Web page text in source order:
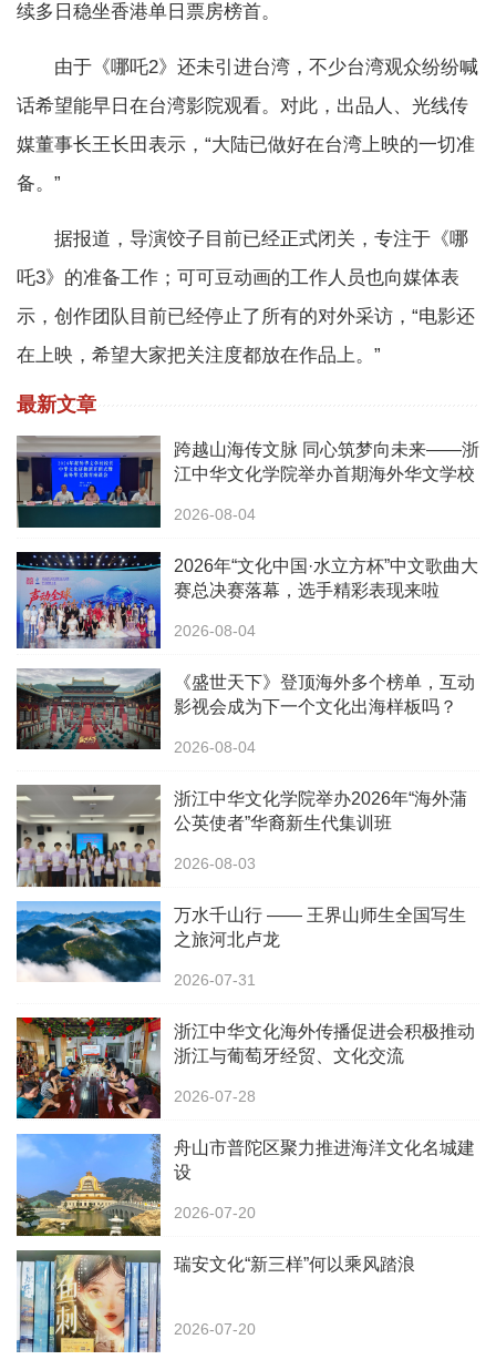
续多日稳坐香港单日票房榜首。
由于《哪吒2》还未引进台湾，不少台湾观众纷纷喊
话希望能早日在台湾影院观看。对此，出品人、光线传
媒董事长王长田表示，“大陆已做好在台湾上映的一切准
备。”
据报道，导演饺子目前已经正式闭关，专注于《哪
吒3》的准备工作；可可豆动画的工作人员也向媒体表
示，创作团队目前已经停止了所有的对外采访，“电影还
在上映，希望大家把关注度都放在作品上。”
最新文章
跨越山海传文脉 同心筑梦向未来——浙
江中华文化学院举办首期海外华文学校
2026-08-04
2026年“文化中国·水立方杯”中文歌曲大
赛总决赛落幕，选手精彩表现来啦
2026-08-04
《盛世天下》登顶海外多个榜单，互动
影视会成为下一个文化出海样板吗？
2026-08-04
浙江中华文化学院举办2026年“海外蒲
公英使者”华裔新生代集训班
2026-08-03
万水千山行 —— 王界山师生全国写生
之旅河北卢龙
2026-07-31
浙江中华文化海外传播促进会积极推动
浙江与葡萄牙经贸、文化交流
2026-07-28
舟山市普陀区聚力推进海洋文化名城建
设
2026-07-20
瑞安文化“新三样”何以乘风踏浪
2026-07-20